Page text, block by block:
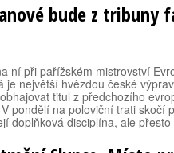
bude z
ní při pařížském mistrovství
je největší hvězdou české
titul z předchozího
pondělí na poloviční trati skočí
doplňková disciplína, ale